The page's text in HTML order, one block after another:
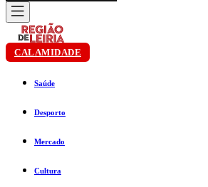
CALAMIDADE
Saúde
Desporto
Mercado
Cultura